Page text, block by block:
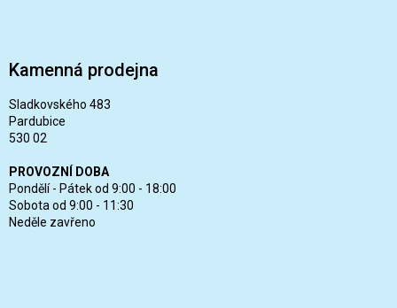
Kamenná prodejna
Sladkovského 483
Pardubice
530 02
PROVOZNÍ DOBA
Pondělí - Pátek od 9:00 - 18:00
Sobota od 9:00 - 11:30
Neděle zavřeno